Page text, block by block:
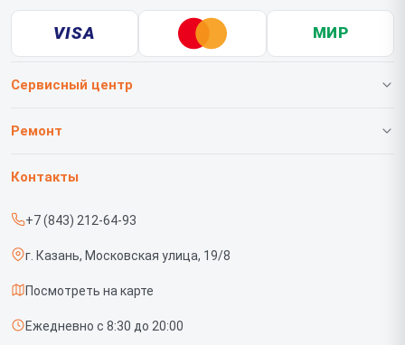
VISA МИР
Сервисный центр
О нашем сервисе
Срочный ремонт
Доставка и способы оплаты
Диагностика
Контакты
Ремонт
Телефонов
Контакты
+7 (843) 212-64-93
г. Казань, Московская улица, 19/8
Посмотреть на карте
Ежедневно с 8:30 до 20:00